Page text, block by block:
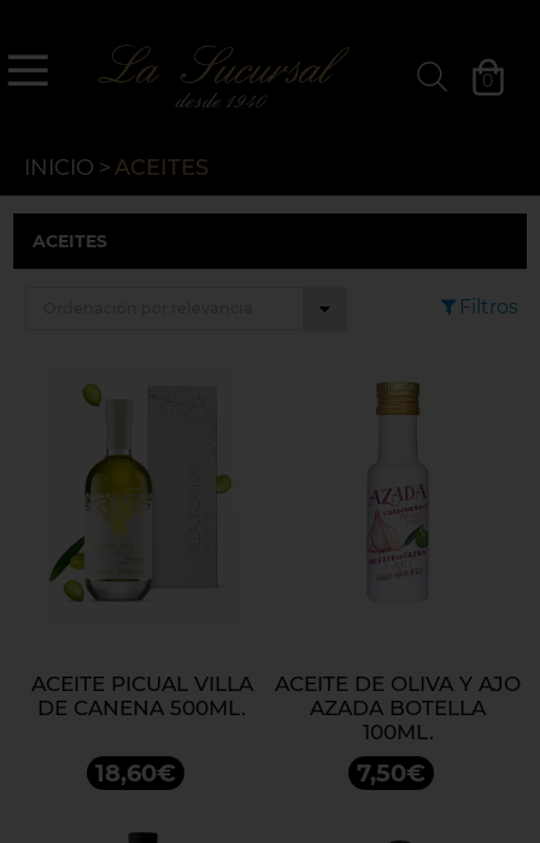
Filtros » 0
INICIO >ACEITES
ACEITES
Filtros
ACEITE PICUAL VILLA
DE CANENA 500ML.
18,60€
ACEITE DE OLIVA Y AJO
AZADA BOTELLA
100ML.
7,50€